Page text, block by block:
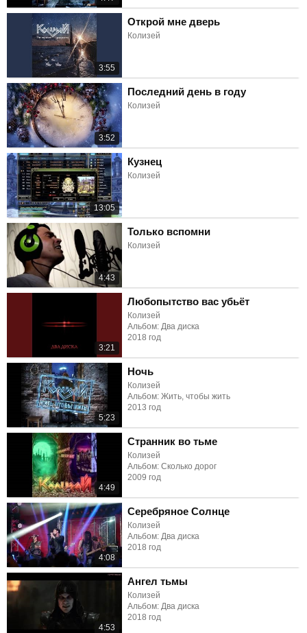
3:55
Открой мне дверь
Колизей
3:52
Последний день в году
Колизей
13:05
Кузнец
Колизей
4:43
Только вспомни
Колизей
3:21
Любопытство вас убьёт
Колизей
Альбом: Два диска
2018 год
5:23
Ночь
Колизей
Альбом: Жить, чтобы жить
2013 год
4:49
Странник во тьме
Колизей
Альбом: Сколько дорог
2009 год
4:08
Серебряное Солнце
Колизей
Альбом: Два диска
2018 год
4:53
Ангел тьмы
Колизей
Альбом: Два диска
2018 год